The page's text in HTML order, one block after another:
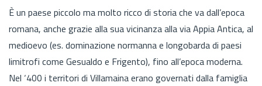
È un paese piccolo ma molto ricco di storia che va dall’epoca
romana, anche grazie alla sua vicinanza alla via Appia Antica, al
medioevo (es. dominazione normanna e longobarda di paesi
limitrofi come Gesualdo e Frigento), fino all’epoca moderna.
Nel ‘400 i territori di Villamaina erano governati dalla famiglia